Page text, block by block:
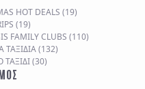
ΤΑΞΊΔΙ(30)
ΤΑΞΊΔΙΑ(132)
FAMILY CLUBS (110)
(19)
HOT DEALS (19)